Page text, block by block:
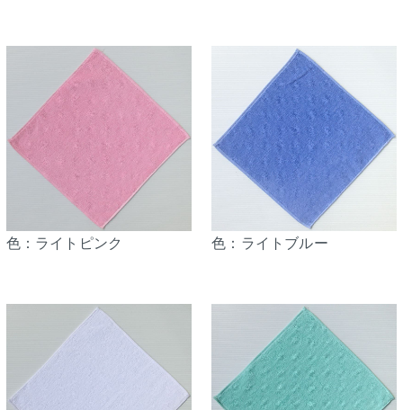
色：ライトピンク 色：ライトブルー